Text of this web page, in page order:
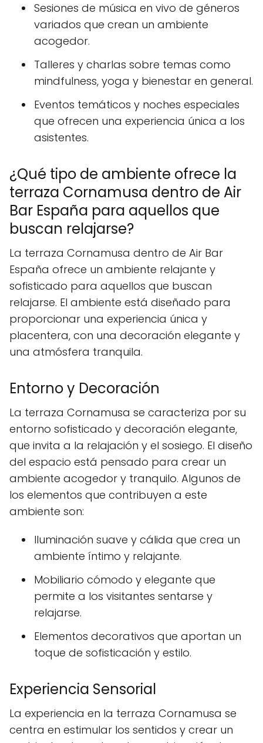
Sesiones de música en vivo de géneros
variados que crean un ambiente
acogedor.
Talleres y charlas sobre temas como
mindfulness, yoga y bienestar en general.
Eventos temáticos y noches especiales
que ofrecen una experiencia única a los
asistentes.
¿Qué tipo de ambiente ofrece la
terraza Cornamusa dentro de Air
Bar España para aquellos que
buscan relajarse?
La terraza Cornamusa dentro de Air Bar
España ofrece un ambiente relajante y
sofisticado para aquellos que buscan
relajarse. El ambiente está diseñado para
proporcionar una experiencia única y
placentera, con una decoración elegante y
una atmósfera tranquila.
Entorno y Decoración
La terraza Cornamusa se caracteriza por su
entorno sofisticado y decoración elegante,
que invita a la relajación y el sosiego. El diseño
del espacio está pensado para crear un
ambiente acogedor y tranquilo. Algunos de
los elementos que contribuyen a este
ambiente son:
Iluminación suave y cálida que crea un
ambiente íntimo y relajante.
Mobiliario cómodo y elegante que
permite a los visitantes sentarse y
relajarse.
Elementos decorativos que aportan un
toque de sofisticación y estilo.
Experiencia Sensorial
La experiencia en la terraza Cornamusa se
centra en estimular los sentidos y crear un